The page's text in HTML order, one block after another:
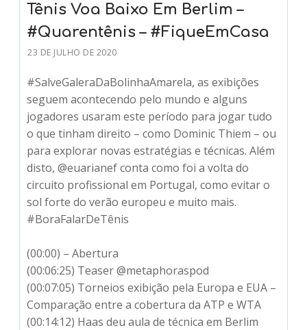
Tênis Voa Baixo Em Berlim –
#Quarentênis – #FiqueEmCasa
23 DE JULHO DE 2020
#SalveGaleraDaBolinhaAmarela, as exibições
seguem acontecendo pelo mundo e alguns
jogadores usaram este período para jogar tudo
o que tinham direito – como Dominic Thiem – ou
para explorar novas estratégias e técnicas. Além
disto, @euarianef conta como foi a volta do
circuito profissional em Portugal, como evitar o
sol forte do verão europeu e muito mais.
#BoraFalarDeTênis
(00:00) – Abertura
(00:06:25) Teaser @metaphoraspod
(00:07:05) Torneios exibição pela Europa e EUA –
Comparação entre a cobertura da ATP e WTA
(00:14:12) Haas deu aula de técnica em Berlim